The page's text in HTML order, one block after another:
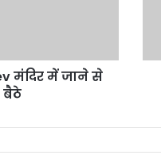
मंदिर में जाने से
बैठे
को